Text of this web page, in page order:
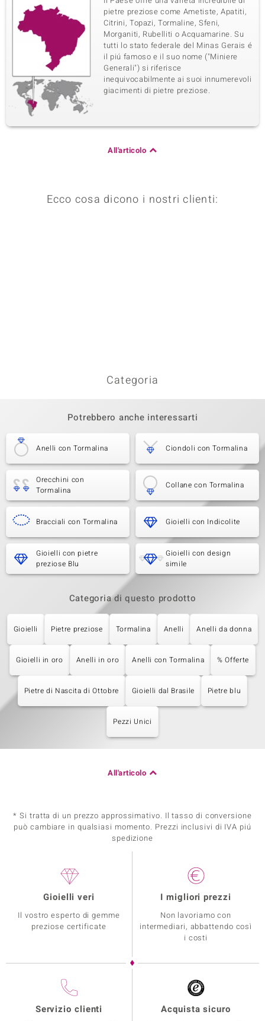
pietre preziose come Ametiste, Apatiti,
Citrini, Topazi, Tormaline, Sfeni,
Morganiti, Rubelliti o Acquamarine. Su
tutti lo stato federale del Minas Gerais é
il piú famoso e il suo nome ("Miniere
Generali") si riferisce
inequivocabilmente ai suoi innumerevoli
giacimenti di pietre preziose.
All'articolo
Ecco cosa dicono i nostri clienti:
Categoria
Potrebbero anche interessarti
Anelli con Tormalina Ciondoli con Tormalina
Orecchini con
Tormalina
Collane con Tormalina
Bracciali con Tormalina Gioielli con Indicolite
Gioielli con pietre
preziose Blu
Gioielli con design
simile
Categoria di questo prodotto
Gioielli Pietre preziose Tormalina Anelli Anelli da donna
Gioielli in oro Anelli in oro Anelli con Tormalina % Offerte
Pietre di Nascita di Ottobre Gioielli dal Brasile Pietre blu
Pezzi Unici
All'articolo
* Si tratta di un prezzo approssimativo. Il tasso di conversione
può cambiare in qualsiasi momento. Prezzi inclusivi di IVA piú
spedizione
Gioielli veri
Il vostro esperto di gemme
preziose certificate
I migliori prezzi
Non lavoriamo con
intermediari, abbattendo così
i costi
Servizio clienti Acquista sicuro